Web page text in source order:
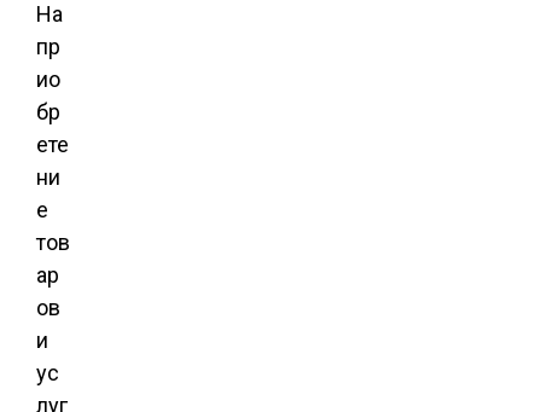
На
пр
ио
бр
ете
ни
е
тов
ар
ов
и
ус
луг